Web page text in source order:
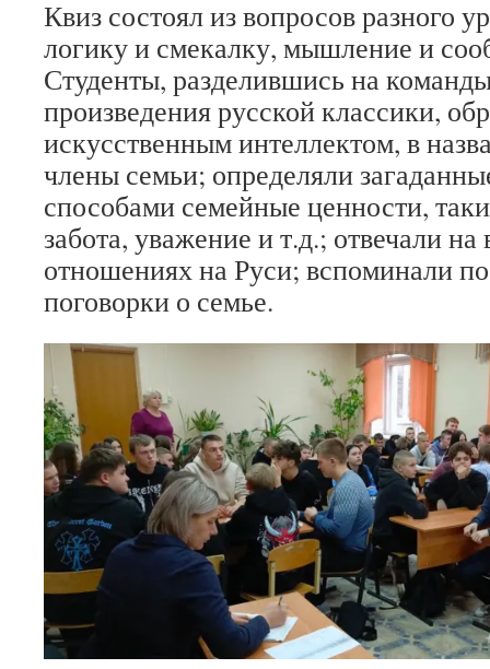
Квиз состоял из вопросов разного
логику и смекалку, мышление и
Студенты, разделившись на
произведения русской классики,
искусственным интеллектом, в
члены семьи; определяли
способами семейные ценности,
забота, уважение и т.д.; отвечали
отношениях на Руси; вспоминали
поговорки о семье.